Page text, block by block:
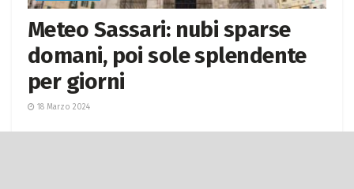
Meteo Sassari: nubi sparse
domani, poi sole splendente
per giorni
18 Marzo 2024